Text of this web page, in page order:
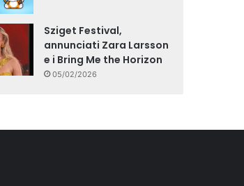
Sziget Festival,
annunciati Zara Larsson
e i Bring Me the Horizon
05/02/2026